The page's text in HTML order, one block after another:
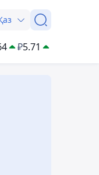
₽5.71